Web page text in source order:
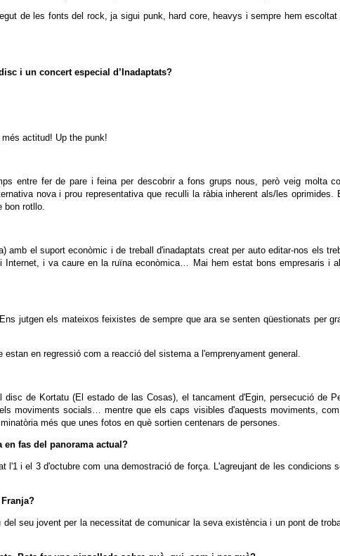
de les fonts del rock, ja sigui punk, hard core, heavys i sempre hem
i un concert especial d’Inadaptats?
actitud! Up the punk!
entre fer de pare i feina per descobrir a fons grups nous, però veig molta
nova i prou representativa que reculli la ràbia inherent als/les
bon rotllo.
el suport econòmic i de treball d'inadaptats creat per auto editar-nos els
i va caure en la ruïna econòmica… Mai hem estat bons empresaris i
jutgen els mateixos feixistes de sempre que ara se senten qüestionats per
en regressió com a reacció del sistema a l'emprenyament general.
disc de Kortatu (El estado de las Cosas), el tancament d'Egin, persecució de
moviments socials… mentre que els caps visibles d'aquests moviments,
més que unes fotos en què sortien centenars de persones.
en fas del panorama actual?
l'1 i el 3 d'octubre com una demostració de força. L'agreujant de les
seu jovent per la necessitat de comunicar la seva existència i un pont de